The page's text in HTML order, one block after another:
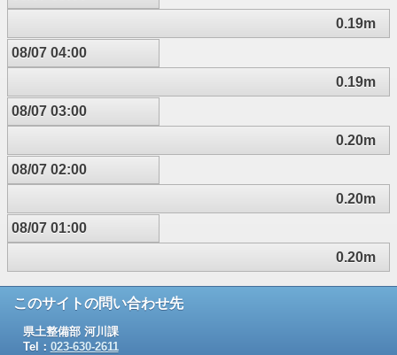
0.19m
08/07 04:00
0.19m
08/07 03:00
0.20m
08/07 02:00
0.20m
08/07 01:00
0.20m
このサイトの問い合わせ先
県土整備部 河川課
Tel： 023-630-2611